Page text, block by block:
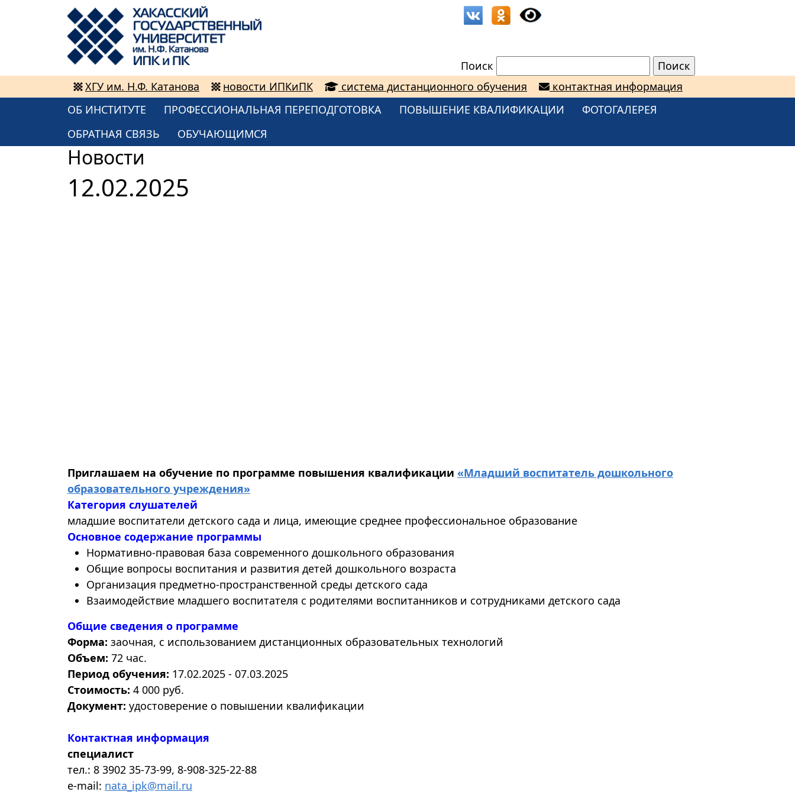
Поиск
ХГУ им. Н.Ф. Катанова
новости ИПКиПК система дистанционного обучения
контактная информация
ОБ ИНСТИТУТЕ
ПРОФЕССИОНАЛЬНАЯ ПЕРЕПОДГОТОВКА ПОВЫШЕНИЕ КВАЛИФИКАЦИИ
ФОТОГАЛЕРЕЯ
ОБРАТНАЯ СВЯЗЬ
ОБУЧАЮЩИМСЯ
Новости
12.02.2025
Приглашаем на обучение по программе повышения квалификации «Младший воспитатель дошкольного
образовательного учреждения»
Категория слушателей
младшие воспитатели детского сада и лица, имеющие среднее профессиональное образование
Основное содержание программы
Нормативно-правовая база современного дошкольного образования
Общие вопросы воспитания и развития детей дошкольного возраста
Организация предметно-пространственной среды детского сада
Взаимодействие младшего воспитателя с родителями воспитанников и сотрудниками детского сада
Общие сведения о программе
Форма: заочная, с использованием дистанционных образовательных технологий
Объем: 72 час.
Период обучения: 17.02.2025 - 07.03.2025
Стоимость: 4 000 руб.
Документ: удостоверение о повышении квалификации
Контактная информация
специалист
тел.: 8 3902 35-73-99, 8-908-325-22-88
e-mail: nata_ipk@mail.ru